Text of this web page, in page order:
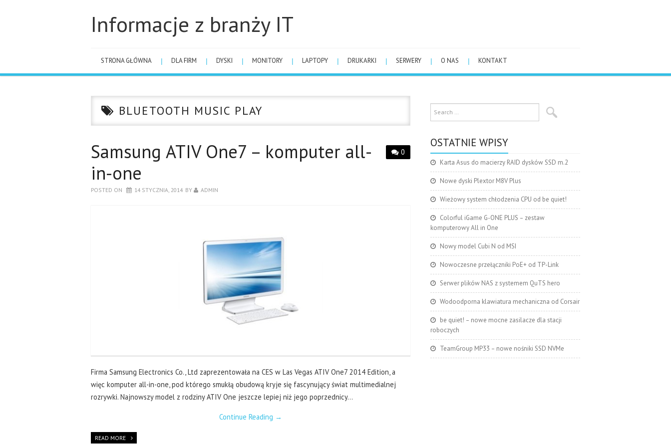
Informacje z branży IT
STRONA GŁÓWNA DLA FIRM DYSKI MONITORY LAPTOPY DRUKARKI SERWERY O NAS KONTAKT
BLUETOOTH MUSIC PLAY
0
Samsung ATIV One7 – komputer all-
in-one
POSTED ON 14 STYCZNIA, 2014 BY ADMIN
Firma Samsung Electronics Co., Ltd zaprezentowała na CES w Las Vegas ATIV One7 2014 Edition, a
więc komputer all-in-one, pod którego smukłą obudową kryje się fascynujący świat multimedialnej
rozrywki. Najnowszy model z rodziny ATIV One jeszcze lepiej niż jego poprzednicy…
Continue Reading →
READ MORE
OSTATNIE WPISY
Karta Asus do macierzy RAID dysków SSD m.2
Nowe dyski Plextor M8V Plus
Wieżowy system chłodzenia CPU od be quiet!
Colorful iGame G-ONE PLUS – zestaw
komputerowy All in One
Nowy model Cubi N od MSI
Nowoczesne przełączniki PoE+ od TP-Link
Serwer plików NAS z systemem QuTS hero
Wodoodporna klawiatura mechaniczna od Corsair
be quiet! – nowe mocne zasilacze dla stacji
roboczych
TeamGroup MP33 – nowe nośniki SSD NVMe